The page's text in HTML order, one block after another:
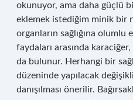
okunuyor, ama daha güçlü
eklemek istediğim minik bir
organların sağlığına olumlu
faydaları arasında
da bulunur. Herhangi bir
düzeninde yapılacak
danışılması önerilir.